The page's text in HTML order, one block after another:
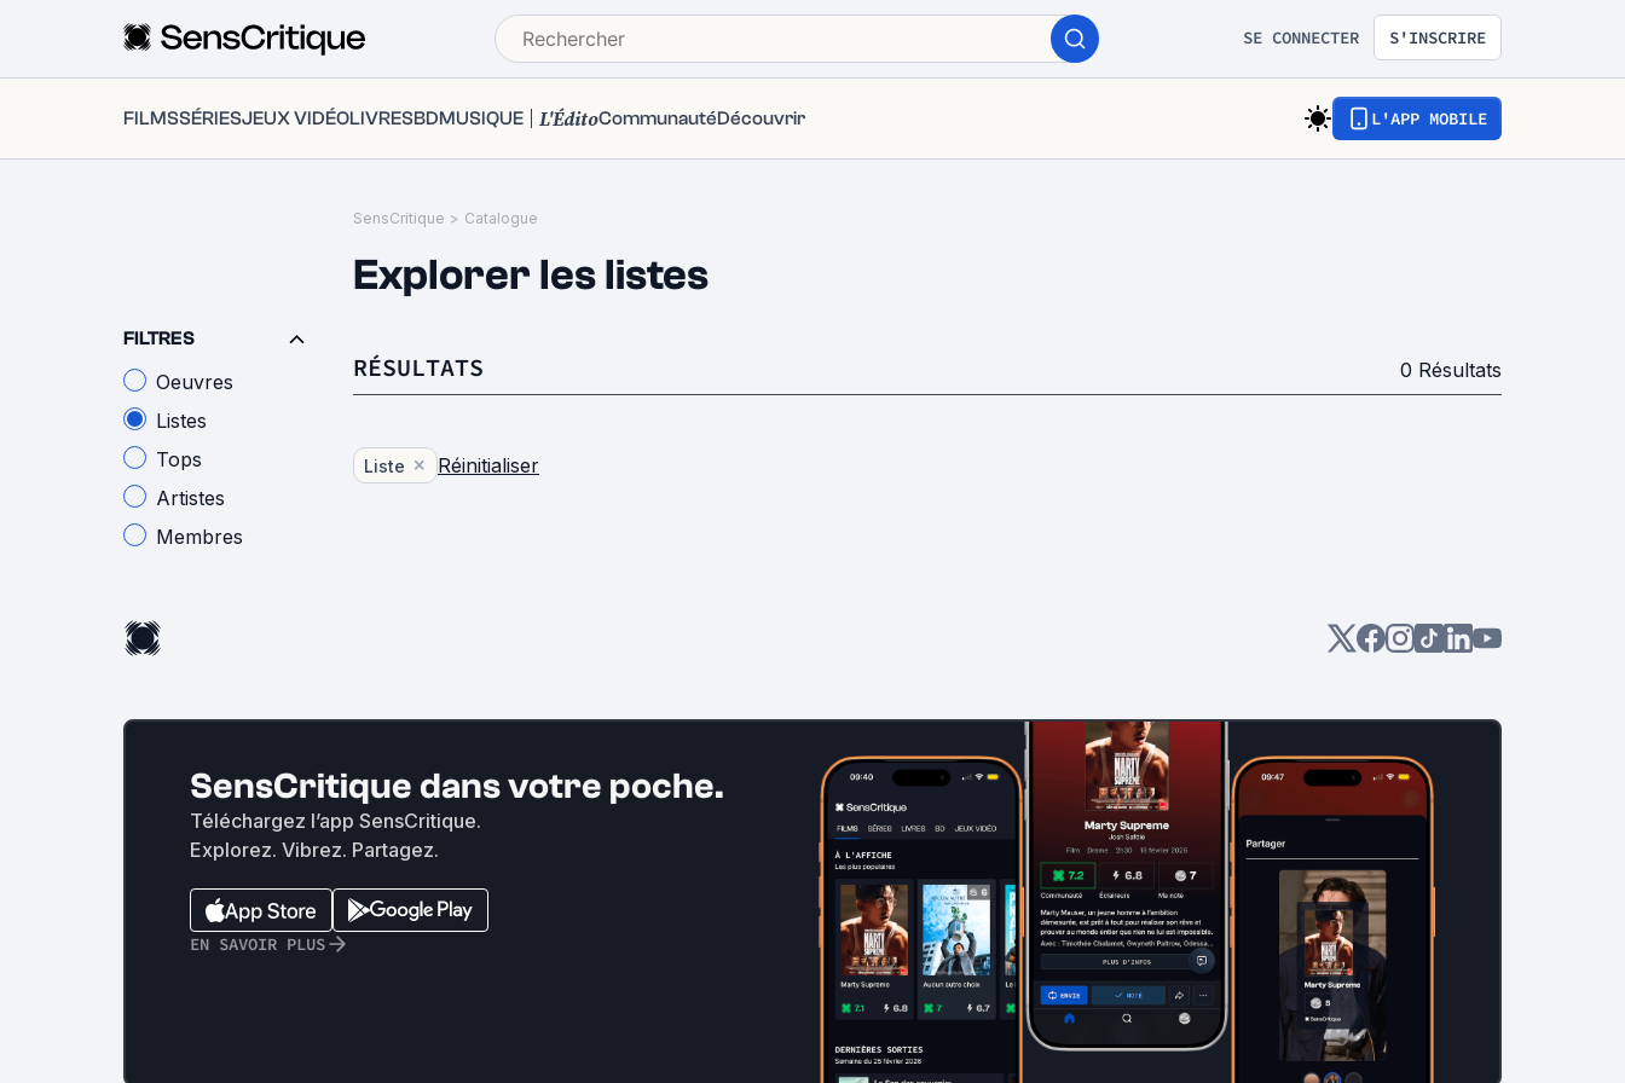
SE CONNECTER S'INSCRIRE
FILMSSÉRIESJEUX VIDÉOLIVRESBDMUSIQUE L'ÉditoCommunautéDécouvrir L'APP MOBILE
FILTRES
Oeuvres
Listes
Tops
Artistes
Membres
SensCritique > Catalogue
Explorer les listes
RÉSULTATS 0 Résultats
liste Réinitialiser
SensCritique dans votre poche.
Téléchargez l’app SensCritique.
Explorez. Vibrez. Partagez.
EN SAVOIR PLUS